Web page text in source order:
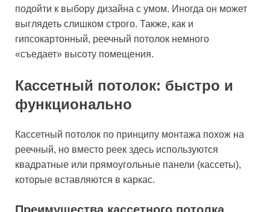
подойти к выбору дизайна с умом. Иногда он может
выглядеть слишком строго. Также, как и
гипсокартонный, реечный потолок немного
«съедает» высоту помещения.
Кассетный потолок: быстро и
функционально
Кассетный потолок по принципу монтажа похож на
реечный, но вместо реек здесь используются
квадратные или прямоугольные панели (кассеты),
которые вставляются в каркас.